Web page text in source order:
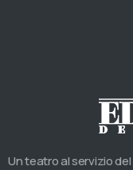
Un teatro al servizio